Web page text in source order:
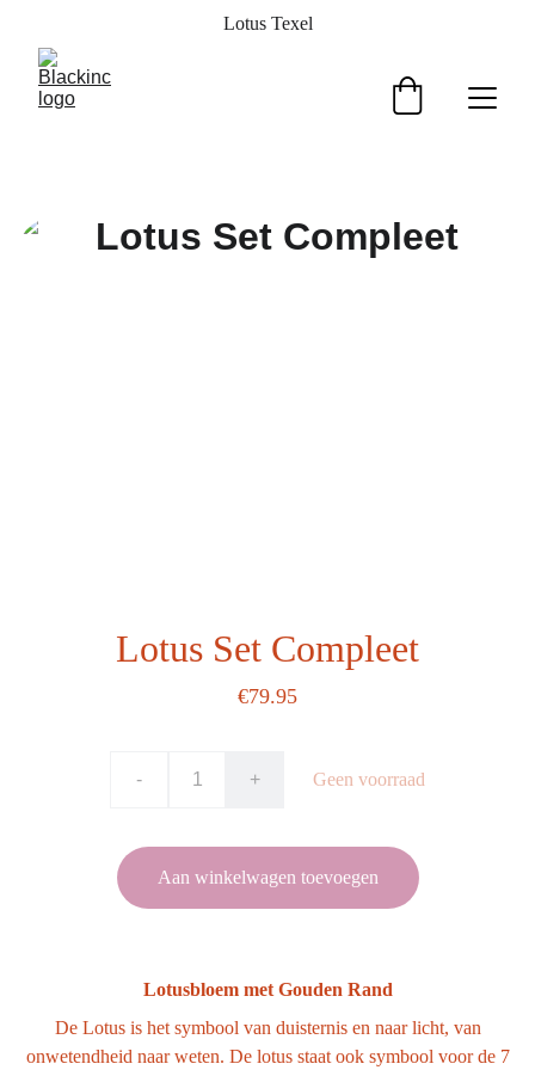
Lotus Texel
Lotus Set Compleet
€79.95
- + Geen voorraad
Aan winkelwagen toevoegen
Lotusbloem met Gouden Rand
De Lotus is het symbool van duisternis en naar licht, van
onwetendheid naar weten. De lotus staat ook symbool voor de 7